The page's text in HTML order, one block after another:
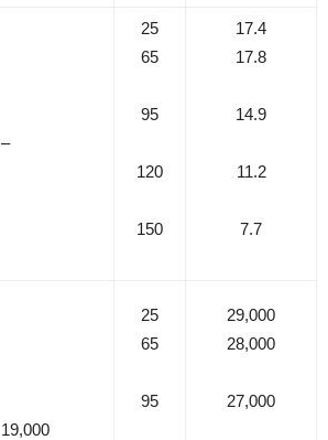
–
25
65
95
120
150
17.4
17.8
14.9
11.2
7.7
19,000
25
65
95
29,000
28,000
27,000